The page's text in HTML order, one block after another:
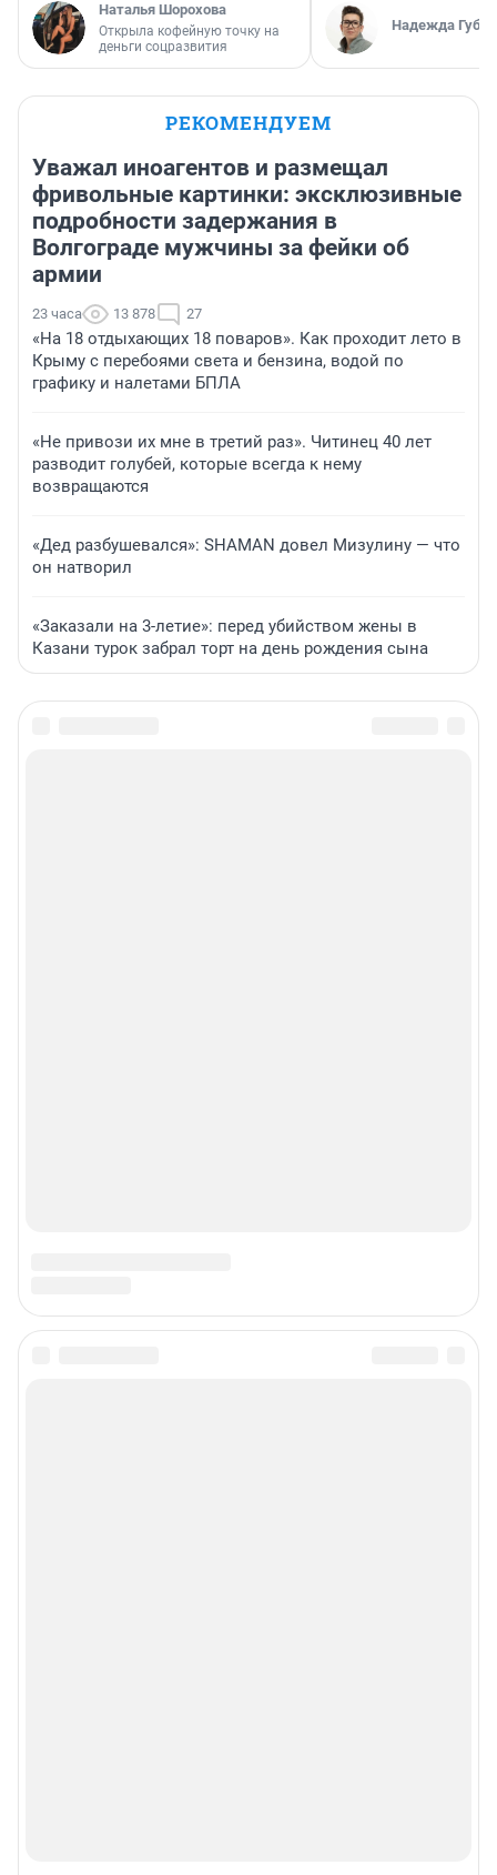
Наталья Шорохова
Открыла кофейную точку на
деньги соцразвития
Надежда
РЕКОМЕНДУЕМ
Уважал иноагентов и размещал
фривольные картинки: эксклюзивные
подробности задержания в
Волгограде мужчины за фейки об
армии
23 часа 13 878 27
«На 18 отдыхающих 18 поваров». Как проходит лето в
Крыму с перебоями света и бензина, водой по
графику и налетами БПЛА
«Не привози их мне в третий раз». Читинец 40 лет
разводит голубей, которые всегда к нему
возвращаются
«Дед разбушевался»: SHAMAN довел Мизулину — что
он натворил
«Заказали на 3-летие»: перед убийством жены в
Казани турок забрал торт на день рождения сына